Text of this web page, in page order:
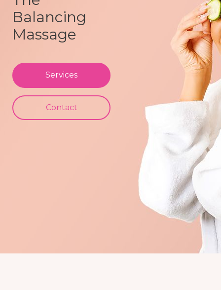
Services
Contact
Balancing
Massage
Services
Contact
Services
Contact